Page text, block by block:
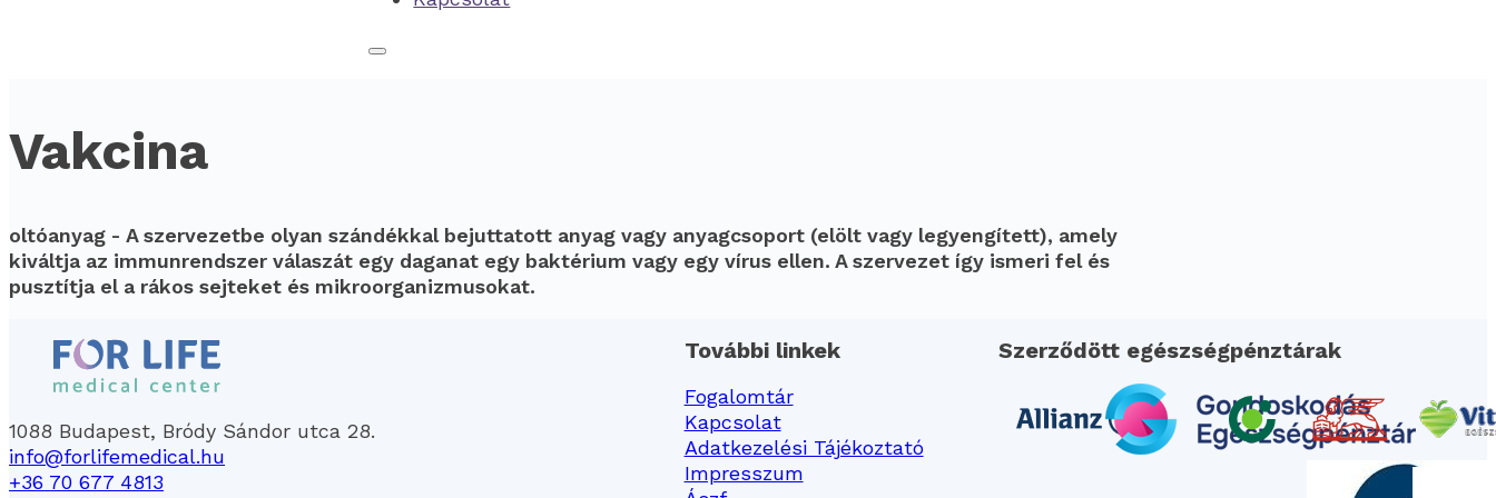
Vakcina
oltóanyag - A szervezetbe olyan szándékkal bejuttatott anyag vagy anyagcsoport (elölt vagy legyengített), amely
kiváltja az immunrendszer válaszát egy daganat egy baktérium vagy egy vírus ellen. A szervezet így ismeri fel és
pusztítja el a rákos sejteket és mikroorganizmusokat.
1088 Budapest, Bródy Sándor utca 28.
info@forlifemedical.hu
+36 70 677 4813
További linkek
Fogalomtár
Kapcsolat
Adatkezelési Tájékoztató
Impresszum
Szerződött egészségpénztárak